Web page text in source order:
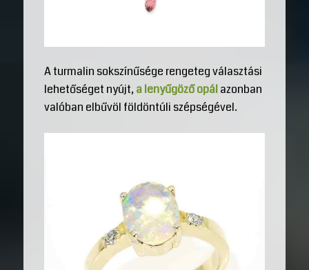
A turmalin sokszínűsége rengeteg választási
lehetőséget nyújt,a lenyűgöző opálazonban
valóban elbűvöl földöntúli szépségével.